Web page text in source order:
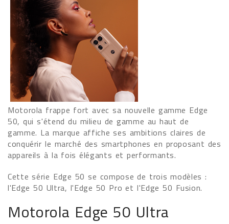
Motorola frappe fort avec sa nouvelle gamme Edge
50, qui s'étend du milieu de gamme au haut de
gamme. La marque affiche ses ambitions claires de
conquérir le marché des smartphones en proposant des
appareils à la fois élégants et performants.
Cette série Edge 50 se compose de trois modèles :
l'Edge 50 Ultra, l'Edge 50 Pro et l'Edge 50 Fusion.
Motorola Edge 50 Ultra